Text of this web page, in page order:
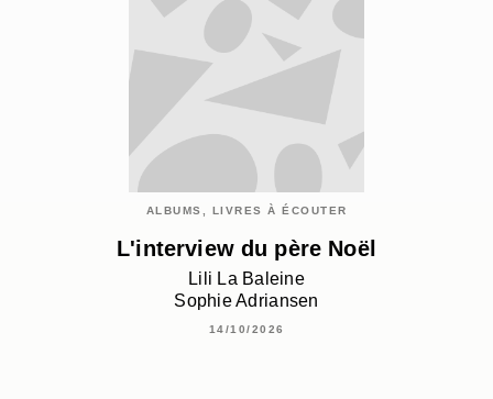
ALBUMS, LIVRES À ÉCOUTER
L'interview du père Noël
Lili La Baleine
Sophie Adriansen
14/10/2026